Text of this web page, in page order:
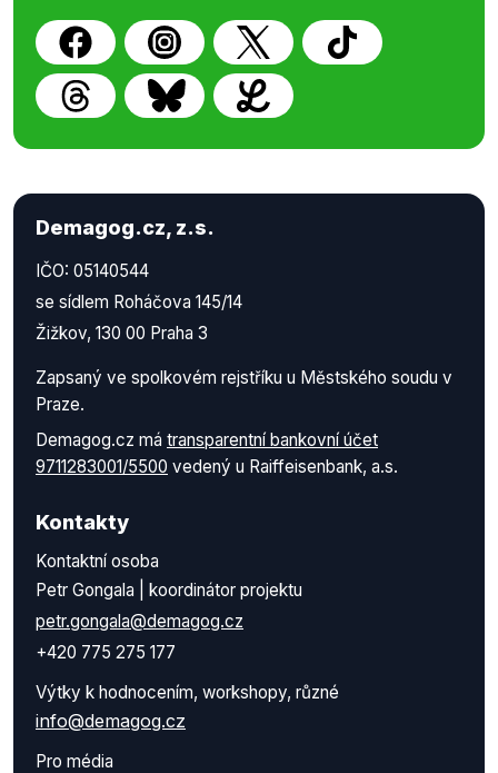
Demagog.cz, z.s.
IČO: 05140544
se sídlem Roháčova 145/14
Žižkov, 130 00 Praha 3
Zapsaný ve spolkovém rejstříku u Městského soudu v
Praze.
Demagog.cz má transparentní bankovní účet
9711283001/5500 vedený u Raiffeisenbank, a.s.
Kontakty
Kontaktní osoba
Petr Gongala | koordinátor projektu
petr.gongala@demagog.cz
+420 775 275 177
Výtky k hodnocením, workshopy, různé
info@demagog.cz
Pro média